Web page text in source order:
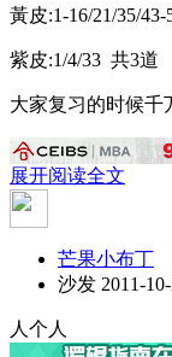
黃皮:1-16/21/35/
紫皮:1/4/33 共3道
大家复习的时候千
展开阅读全文
芒果小布丁
沙发 2011-
人个人